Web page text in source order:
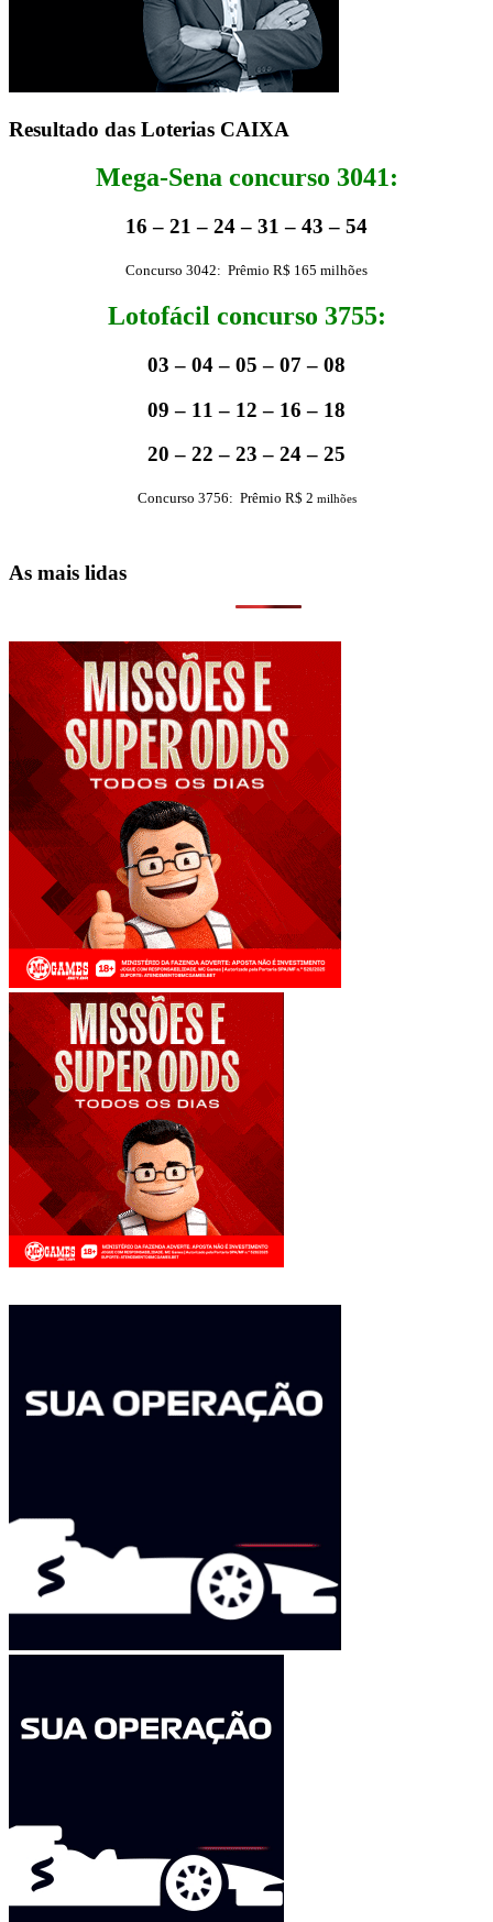
Resultado das Loterias CAIXA
Mega-Sena concurso 3041:
16 – 21 – 24 – 31 – 43 – 54
Concurso 3042: Prêmio R$ 165 milhões
Lotofácil concurso 3755:
03 – 04 – 05 – 07 – 08
09 – 11 – 12 – 16 – 18
20 – 22 – 23 – 24 – 25
Concurso 3756: Prêmio R$ 2 milhões
As mais lidas